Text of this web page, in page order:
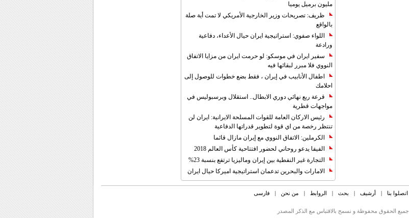
مليون برميل يوميا
ظريف: تصريحات وزير الخارجية الأمريكي لا تمت أية صلة
بالواقع
اللواء صفوي: استراتيجية ايران حيال الأعداء، دفاعية
ورادعة
سفير ايران في موسكو: لو حرمت ايران من مزايا الاتفاق
النووي فلا مبرر لبقائها فيه
اطفال الأنابيب في إيران ، فقط بضع خطوات للوصول إلى
احلامك
قرعة ربع نهائي دوري الابطال.. استقلال وبرسبوليس في
مواجهات قطرية
رئيس الاركان العامة للقوات المسلحة الايرانية: ايران لن
تنتظر رخصة من اي قوة لتطوير قدراتها الدفاعية
الكرملين: الاتفاق النووي مع إيران مازال قائما
الفيفا يدعو روحاني لحضور افتتاحية كأس العالم 2018
التجارة غیر النفطیة بین إیران ومالیزیا ترتفع بنسبة 23%
الامارات والبحرين تدعمان استراتيجية اميركا حيال ايران
اتصلوا بنا أرشیف بحث الروابط من نحن فارسی
جمیع الحقوق محفوظة و نسمح بالاقتباس مع الذکر المصدر